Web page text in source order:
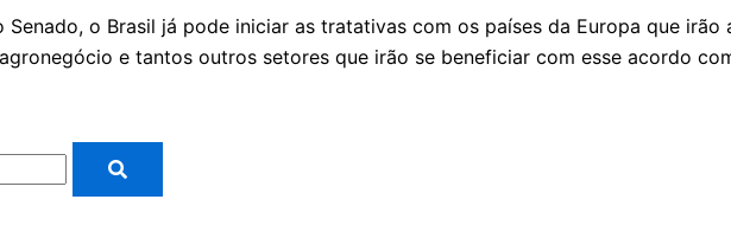
Senado, o Brasil já pode iniciar as tratativas com os países da Europa que
e tantos outros setores que irão se beneficiar com esse acordo